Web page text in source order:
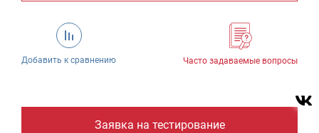
Добавить к сравнению Часто задаваемые вопросы
Заявка на тестирование